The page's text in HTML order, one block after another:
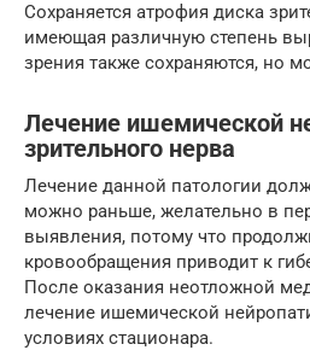
Сохраняется атрофия диска
имеющая различную степень
зрения также сохраняются, но
Лечение ишемической
зрительного нерва
Лечение данной патологии
можно раньше, желательно в
выявления, потому что
кровообращения приводит к
После оказания неотложной
лечение ишемической
условиях стационара.